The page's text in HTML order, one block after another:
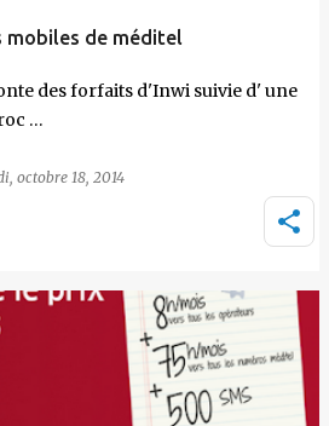
de méditel
des forfaits d'Inwi suivie d' une
…
octobre 18, 2014